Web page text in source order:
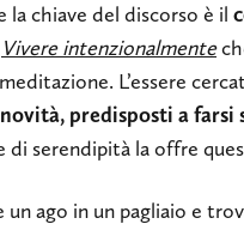
la chiave del discorso è il
Vivere intenzionalmente
L’essere
predisposti a farsi
di serendipità la offre
un ago in un pagliaio e